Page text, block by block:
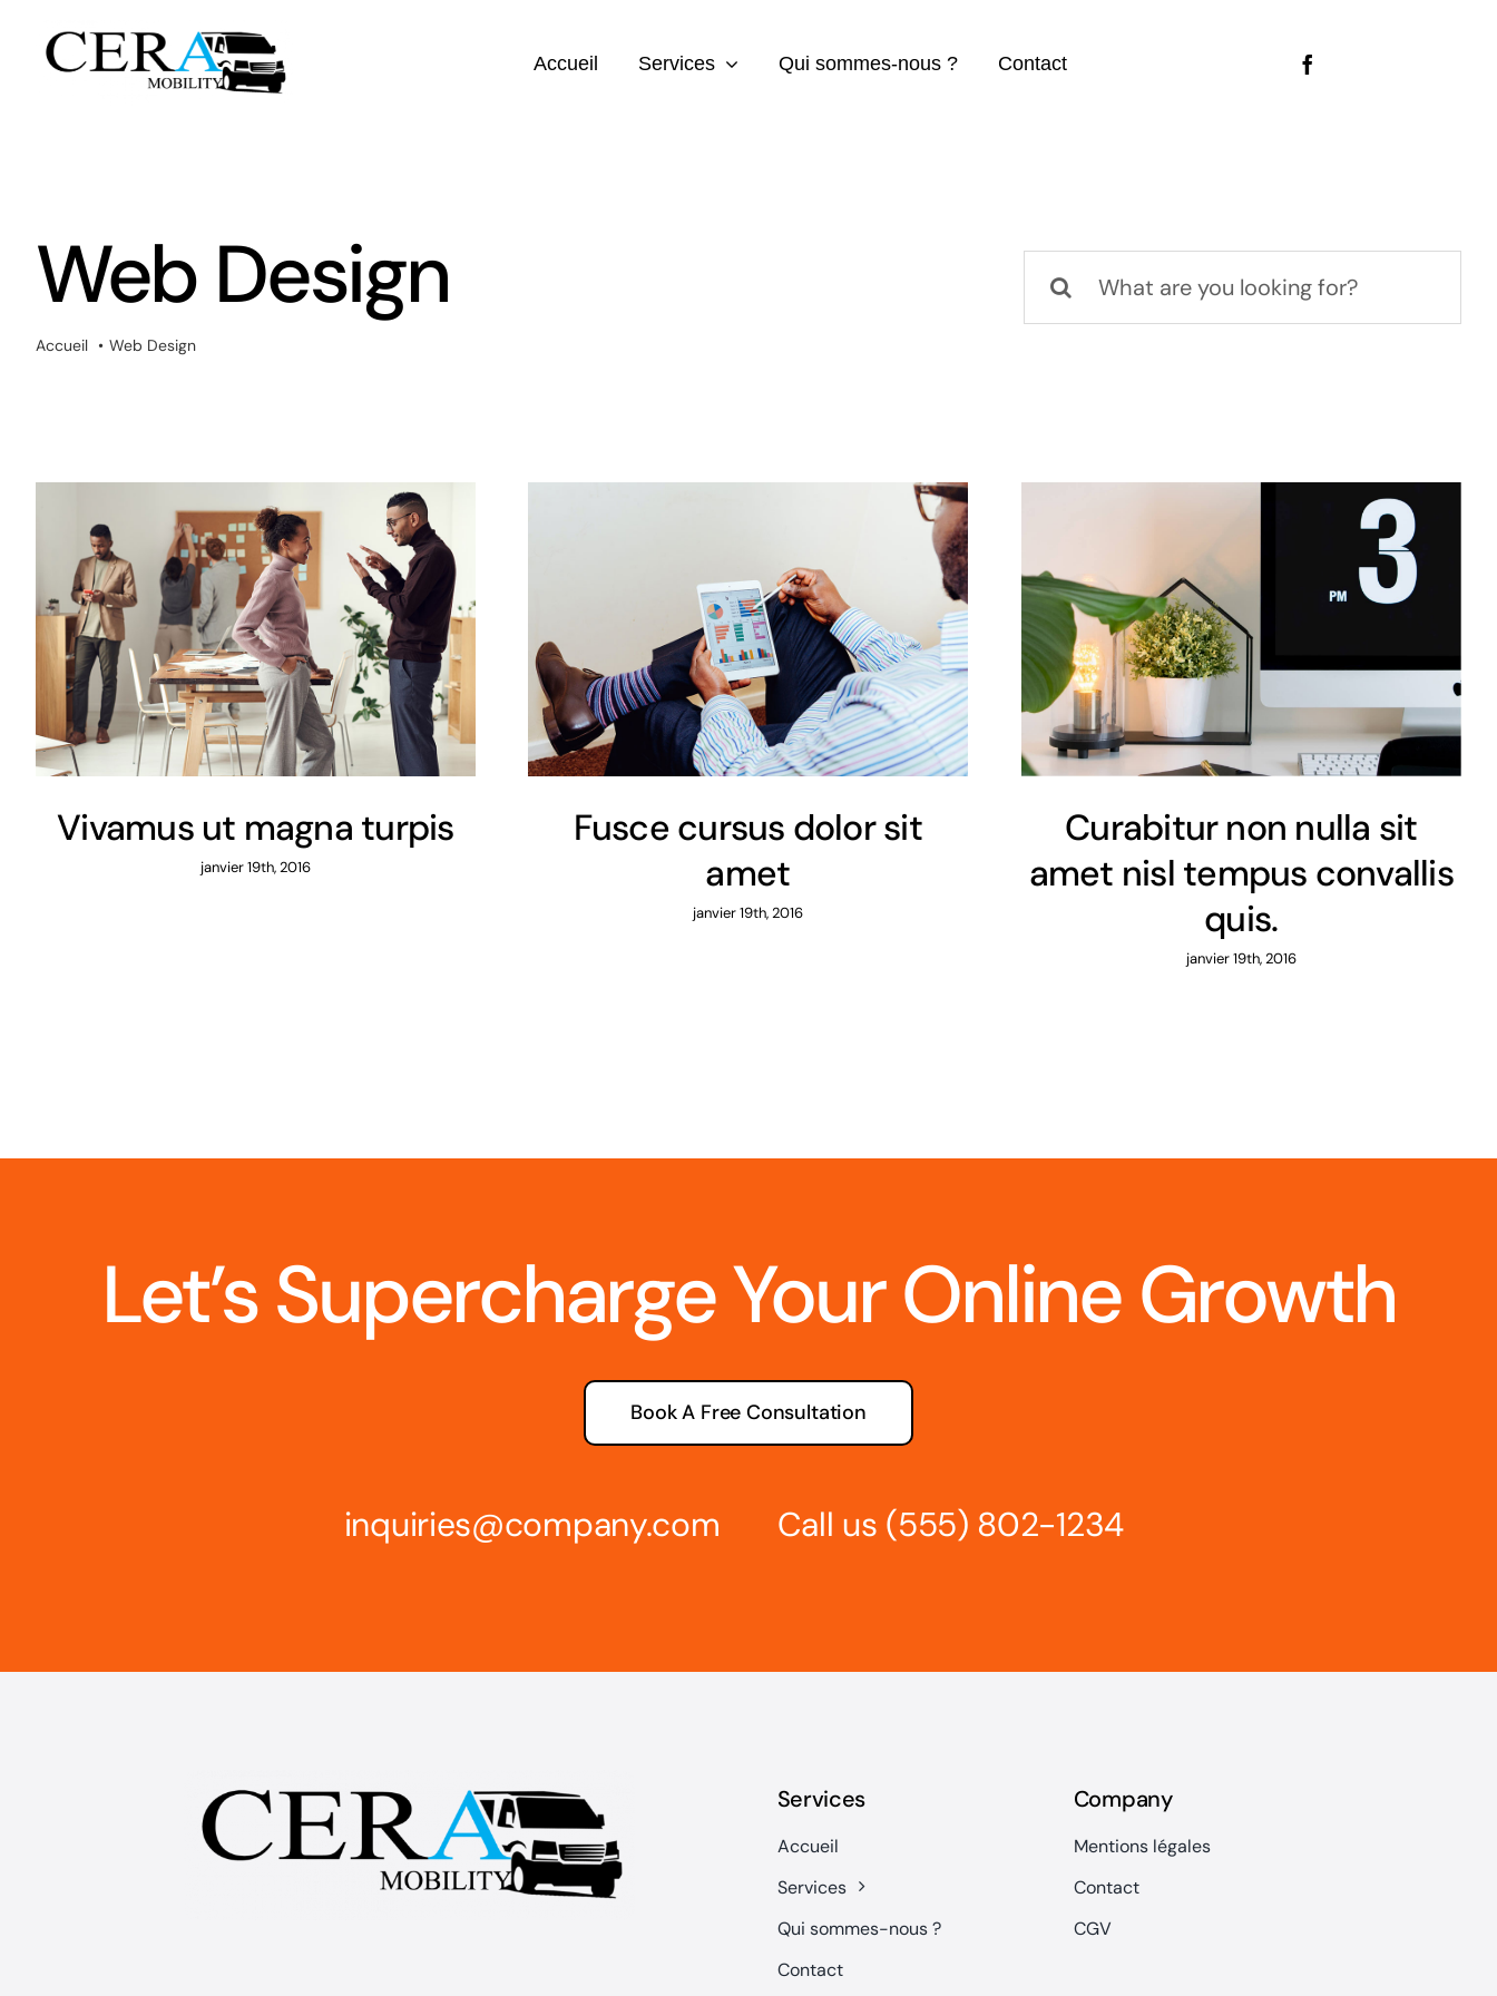
Accueil Services Qui sommes-nous ? Contact
Web Design
Accueil Web Design
Vivamus ut magna turpis
janvier 19th, 2016
Fusce cursus dolor sit
amet
janvier 19th, 2016
Curabitur non nulla sit
amet nisl tempus convallis
quis.
janvier 19th, 2016
Let’s Supercharge Your Online Growth
Book A Free Consultation
inquiries@company.com Call us (555) 802-1234
Services
Accueil
Services
Qui sommes-nous ?
Contact
Company
Mentions légales
Contact
CGV